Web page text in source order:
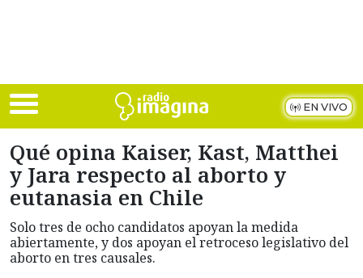
EN VIVO
Qué opina Kaiser, Kast, Matthei
y Jara respecto al aborto y
eutanasia en Chile
Solo tres de ocho candidatos apoyan la medida
abiertamente, y dos apoyan el retroceso legislativo del
aborto en tres causales.